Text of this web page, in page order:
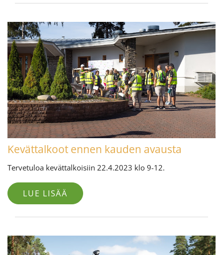
Kevättalkoot ennen kauden avausta
Tervetuloa kevättalkoisiin 22.4.2023 klo 9-12.
LUE LISÄÄ